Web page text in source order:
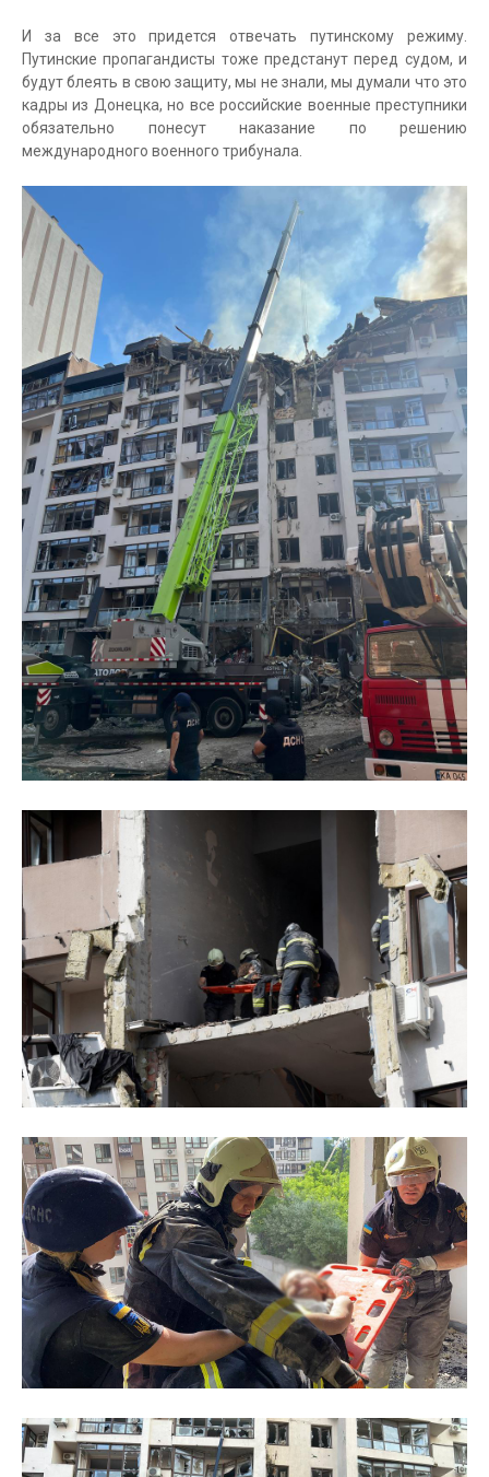
И за все это придется отвечать путинскому режиму.
Путинские пропагандисты тоже предстанут перед судом, и
будут блеять в свою защиту, мы не знали, мы думали что это
кадры из Донецка, но все российские военные преступники
обязательно понесут наказание по решению
международного военного трибунала.